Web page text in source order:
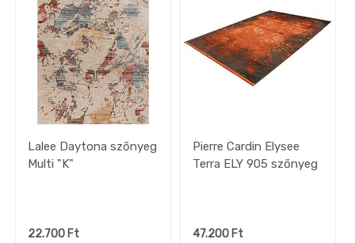
Lalee Daytona szőnyeg
Multi "K"
22.700 Ft
Pierre Cardin Elysee
Terra ELY 905 szőnyeg
47.200Ft